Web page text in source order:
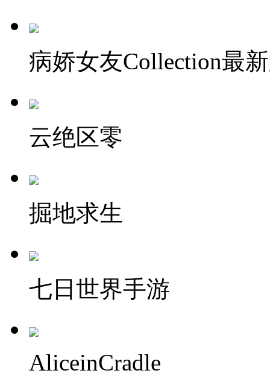
病娇女友Collection最
云绝区零
掘地求生
七日世界手游
AliceinCradle